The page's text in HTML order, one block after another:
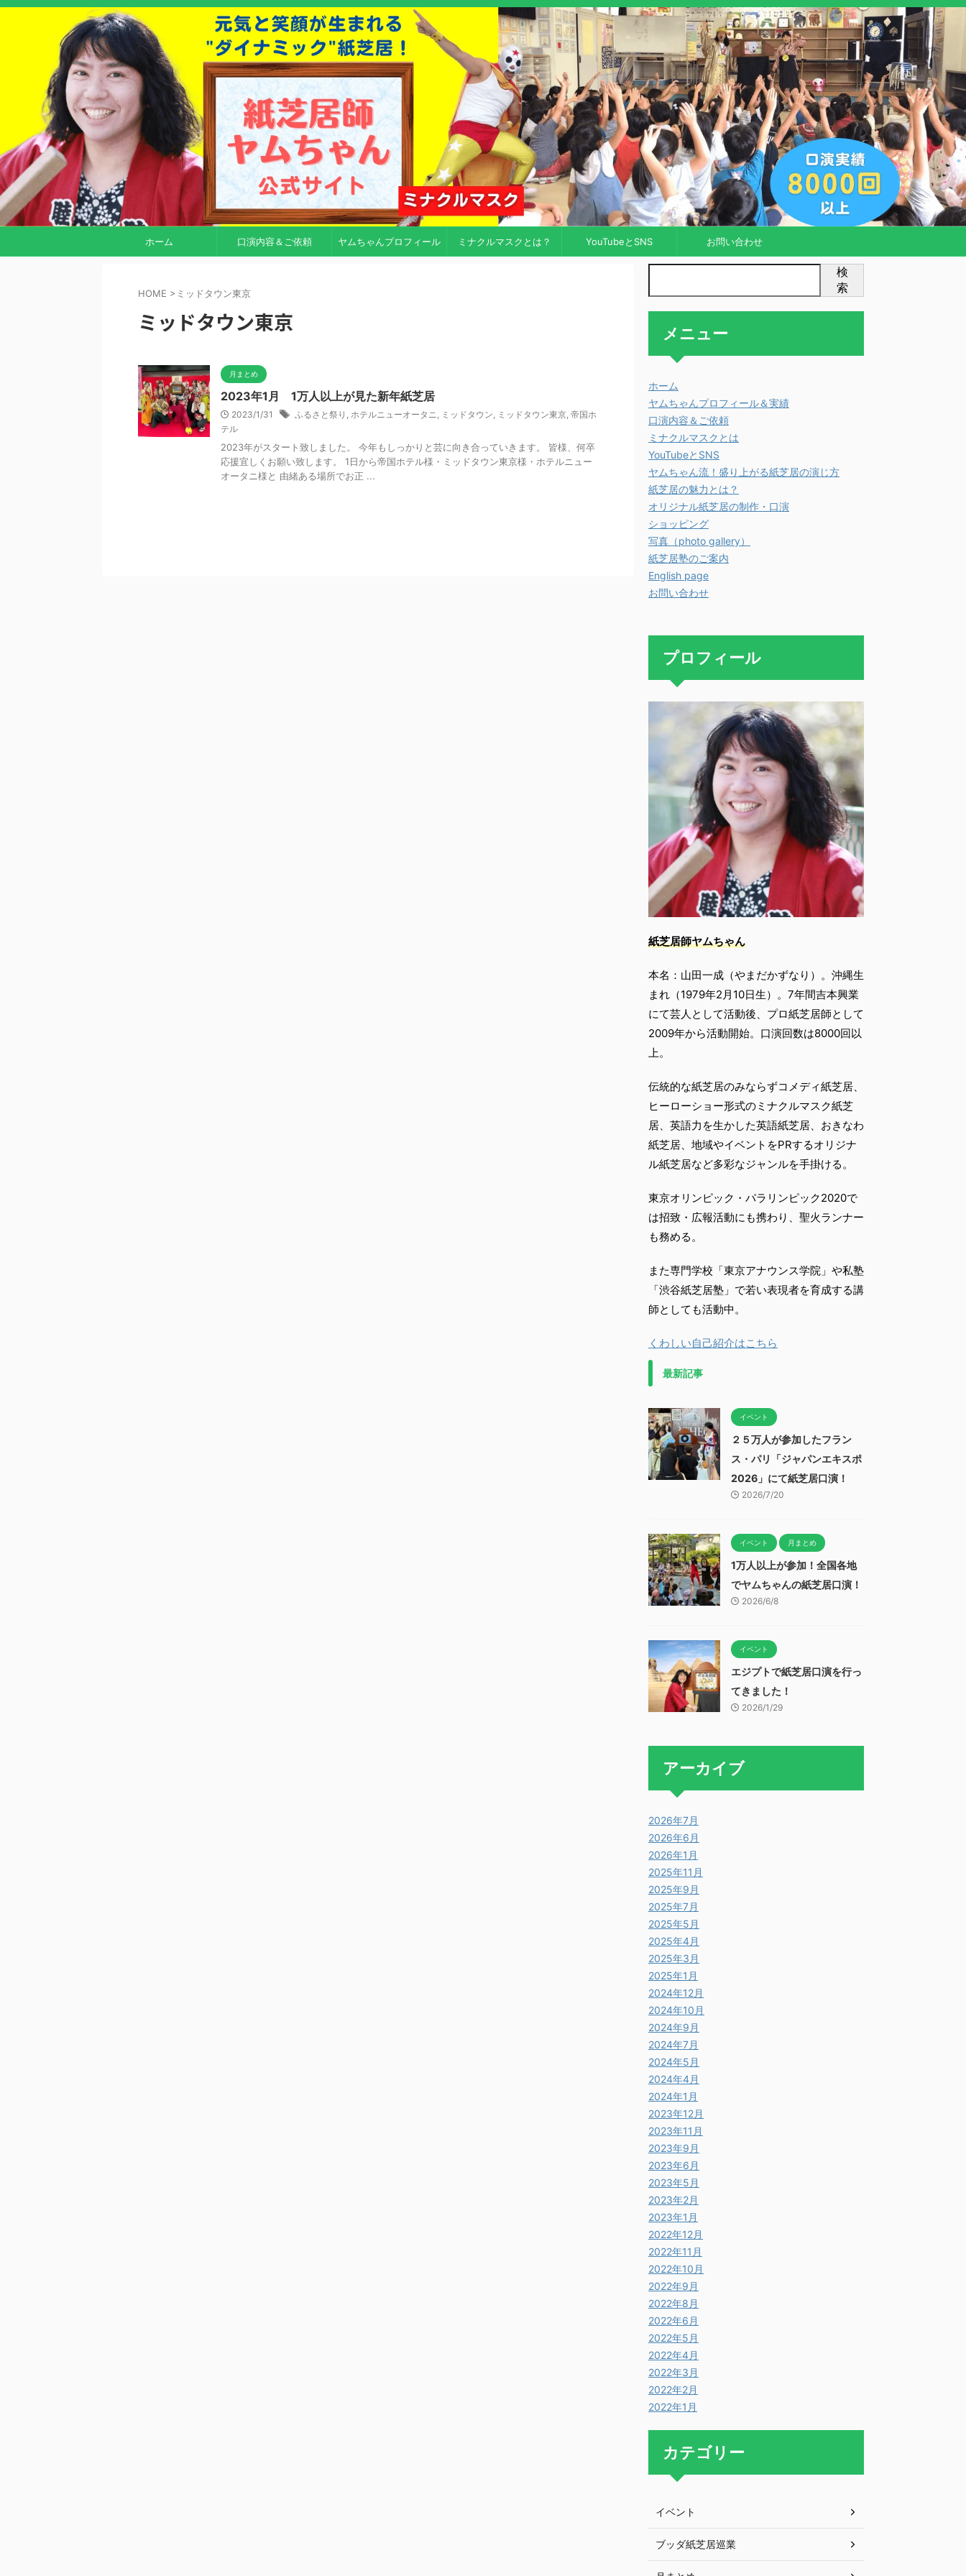
ホーム 口演内容＆ご依頼 ヤムちゃんプロフィール ミナクルマスクとは？ YouTubeとSNS お問い合わせ
HOME > ミッドタウン東京
ミッドタウン東京
月まとめ
2023年1月 1万人以上が見た新年紙芝居
2023/1/31 ふるさと祭り , ホテルニューオータニ, ミッドタウン, ミッドタウン東京, 帝国ホ
テル
2023年がスタート致しました。 今年もしっかりと芸に向き合っていきます。 皆様、何卒
応援宜しくお願い致します。 1日から帝国ホテル様・ミッドタウン東京様・ホテルニュー
オータニ様と 由緒ある場所でお正 ...
検
索
メニュー
ホーム
ヤムちゃんプロフィール＆実績
口演内容＆ご依頼
ミナクルマスクとは
YouTubeとSNS
ヤムちゃん流！盛り上がる紙芝居の演じ方
紙芝居の魅力とは？
オリジナル紙芝居の制作・口演
ショッピング
写真（photo gallery）
紙芝居塾のご案内
English page
お問い合わせ
プロフィール
紙芝居師ヤムちゃん
本名：山田一成（やまだかずなり）。沖縄生
まれ（1979年2月10日生）。7年間吉本興業
にて芸人として活動後、プロ紙芝居師として
2009年から活動開始。口演回数は8000回以
上。
伝統的な紙芝居のみならずコメディ紙芝居、
ヒーローショー形式のミナクルマスク紙芝
居、英語力を生かした英語紙芝居、おきなわ
紙芝居、地域やイベントをPRするオリジナ
ル紙芝居など多彩なジャンルを手掛ける。
東京オリンピック・パラリンピック2020で
は招致・広報活動にも携わり、聖火ランナー
も務める。
また専門学校「東京アナウンス学院」や私塾
「渋谷紙芝居塾」で若い表現者を育成する講
師としても活動中。
くわしい自己紹介はこちら
最新記事
イベント
２５万人が参加したフラン
ス・パリ「ジャパンエキスポ
2026」にて紙芝居口演！
2026/7/20
イベント 月まとめ
1万人以上が参加！全国各地
でヤムちゃんの紙芝居口演！
2026/6/8
イベント
エジプトで紙芝居口演を行っ
てきました！
2026/1/29
アーカイブ
2026年7月
2026年6月
2026年1月
2025年11月
2025年9月
2025年7月
2025年5月
2025年4月
2025年3月
2025年1月
2024年12月
2024年10月
2024年9月
2024年7月
2024年5月
2024年4月
2024年1月
2023年12月
2023年11月
2023年9月
2023年6月
2023年5月
2023年2月
2023年1月
2022年12月
2022年11月
2022年10月
2022年9月
2022年8月
2022年6月
2022年5月
2022年4月
2022年3月
2022年2月
2022年1月
カテゴリー
イベント
ブッダ紙芝居巡業